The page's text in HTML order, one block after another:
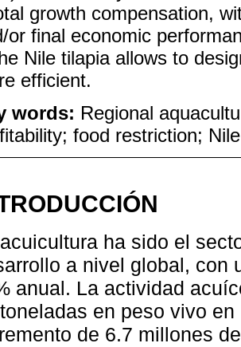
growth compensation,
or final economic
Nile tilapia allows to
efficient.
words: Regional
food restriction;
ha sido el
a nivel global, con
anual. La actividad
en peso vivo
de 6.7 millones